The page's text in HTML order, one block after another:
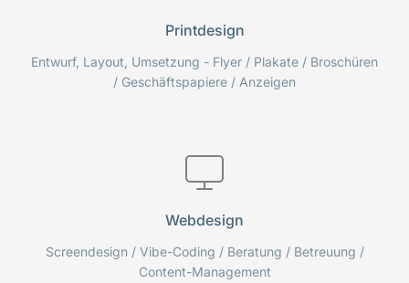
Printdesign
Entwurf, Layout, Umsetzung - Flyer / Plakate / Broschüren
/ Geschäftspapiere / Anzeigen
Webdesign
Screendesign / Vibe-Coding / Beratung / Betreuung /
Content-Management